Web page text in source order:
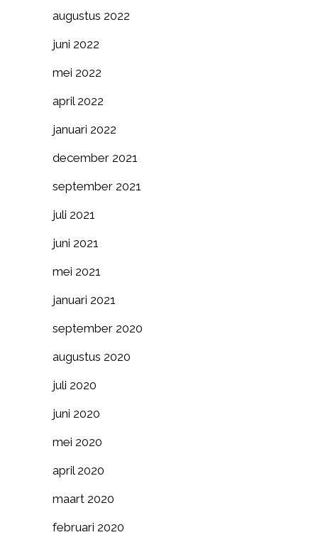
augustus 2022
juni 2022
mei 2022
april 2022
januari 2022
december 2021
september 2021
juli 2021
juni 2021
mei 2021
januari 2021
september 2020
augustus 2020
juli 2020
juni 2020
mei 2020
april 2020
maart 2020
februari 2020